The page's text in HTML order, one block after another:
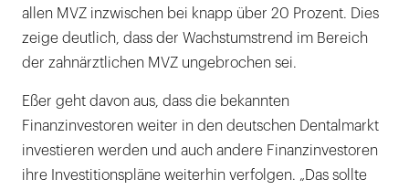
allen MVZ inzwischen bei knapp über 20 Prozent. Dies
zeige deutlich, dass der Wachstumstrend im Bereich
der zahnärztlichen MVZ ungebrochen sei.
Eßer geht davon aus, dass die bekannten
Finanzinvestoren weiter in den deutschen Dentalmarkt
investieren werden und auch andere Finanzinvestoren
ihre Investitionspläne weiterhin verfolgen. „Das sollte